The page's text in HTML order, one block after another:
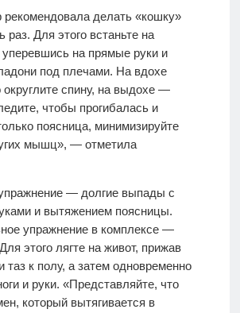
рекомендовала делать «кошку»
раз. Для этого встаньте на
уперевшись на прямые руки и
под плечами. На вдохе
спину, на выдохе —
чтобы прогибалась и
поясница, минимизируйте
мышц», — отметила
— долгие выпады с
и вытяжением поясницы.
упражнение в комплексе —
этого лягте на живот, прижав
таз к полу, а затем одновременно
и руки. «Представляйте, что
который вытягивается в